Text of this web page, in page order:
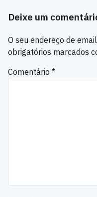
Deixe um
O seu endereço de
obrigatórios marcados
Comentário *